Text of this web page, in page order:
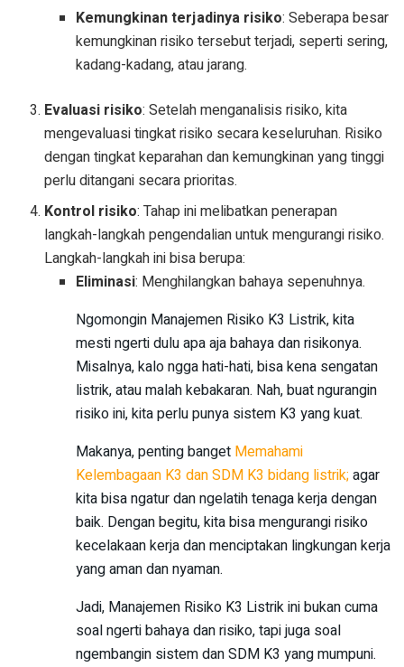
Kemungkinan terjadinya risiko: Seberapa besar
kemungkinan risiko tersebut terjadi, seperti sering,
kadang-kadang, atau jarang.
Evaluasi risiko: Setelah menganalisis risiko, kita
mengevaluasi tingkat risiko secara keseluruhan. Risiko
dengan tingkat keparahan dan kemungkinan yang tinggi
perlu ditangani secara prioritas.
Kontrol risiko: Tahap ini melibatkan penerapan
langkah-langkah pengendalian untuk mengurangi risiko.
Langkah-langkah ini bisa berupa:
Eliminasi: Menghilangkan bahaya sepenuhnya.
Ngomongin Manajemen Risiko K3 Listrik, kita
mesti ngerti dulu apa aja bahaya dan risikonya.
Misalnya, kalo ngga hati-hati, bisa kena sengatan
listrik, atau malah kebakaran. Nah, buat ngurangin
risiko ini, kita perlu punya sistem K3 yang kuat.
Makanya, penting banget Memahami
Kelembagaan K3 dan SDM K3 bidang listrik;agar
kita bisa ngatur dan ngelatih tenaga kerja dengan
baik. Dengan begitu, kita bisa mengurangi risiko
kecelakaan kerja dan menciptakan lingkungan kerja
yang aman dan nyaman.
Jadi, Manajemen Risiko K3 Listrik ini bukan cuma
soal ngerti bahaya dan risiko, tapi juga soal
ngembangin sistem dan SDM K3 yang mumpuni.